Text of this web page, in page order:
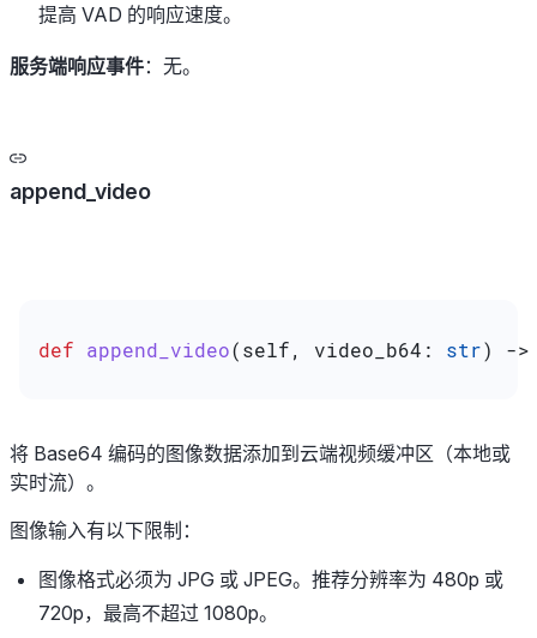
提高 VAD 的响应速度。
服务端响应事件：无。
append_video
def append_video(self, video_b64 : str) -
将 Base64 编码的图像数据添加到云端视频缓冲区（本地或
实时流）。
图像输入有以下限制：
图像格式必须为 JPG 或 JPEG。推荐分辨率为 480p 或
720p，最高不超过 1080p。